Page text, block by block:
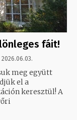
fáit!
2026.06.03.
meg együtt
el a
keresztül! A